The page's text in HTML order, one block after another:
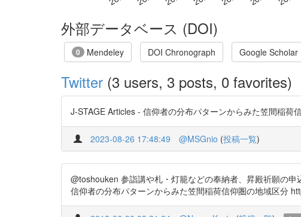
外部データベース (DOI)
0 Mendeley DOI Chronograph Google Scholar
Twitter (3 users, 3 posts, 0 favorites)
J-STAGE Articles - 信仰者の分布パターンからみた笠間稲荷
2023-08-26 17:48:49 @MSGnio (投稿一覧)
@toshouken 参詣講や札・灯籠などの奉納者、昇殿祈願の
信仰者の分布パターンからみた笠間稲荷信仰圏の地域区分